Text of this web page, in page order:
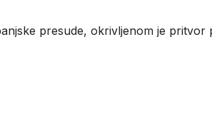
presude, okrivljenom je pritvor